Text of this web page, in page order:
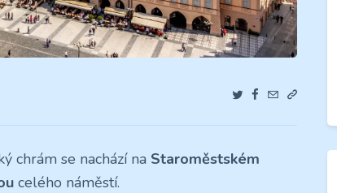
chrám se nachází na Staroměstském
celého náměstí.